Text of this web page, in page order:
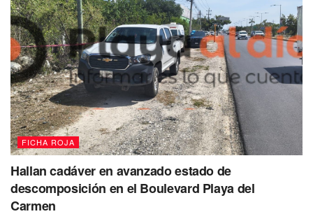
De acuerdo a la información proporcionada por los
testigos, esta mañanael motociclista transitaba por
Avenida Arco Vial y en la intersección con la calle
Margaritas
FICHA ROJA
Hallan cadáver en avanzado estado de
descomposición en el Boulevard Playa del
Carmen